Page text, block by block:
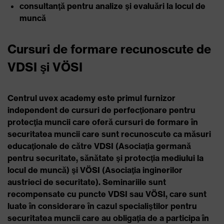
consultanţă pentru analize şi evaluări la locul de
muncă
Cursuri de formare recunoscute de
VDSI şi VÖSI
Centrul uvex academy este primul furnizor
independent de cursuri de perfecţionare pentru
protecţia muncii care oferă cursuri de formare în
securitatea muncii care sunt recunoscute ca măsuri
educaţionale de către VDSI (Asociaţia germană
pentru securitate, sănătate şi protecţia mediului la
locul de muncă) şi VÖSI (Asociaţia inginerilor
austrieci de securitate). Seminariile sunt
recompensate cu puncte VDSI sau VÖSI, care sunt
luate în considerare în cazul specialiştilor pentru
securitatea muncii care au obligaţia de a participa în